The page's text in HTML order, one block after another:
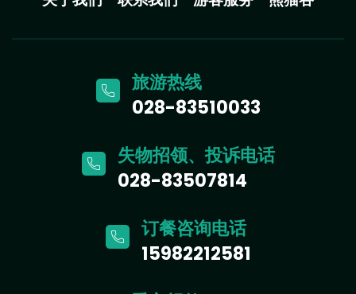
旅游热线
028-83510033
失物招领、投诉电话
028-83507814
订餐咨询电话
15982212581